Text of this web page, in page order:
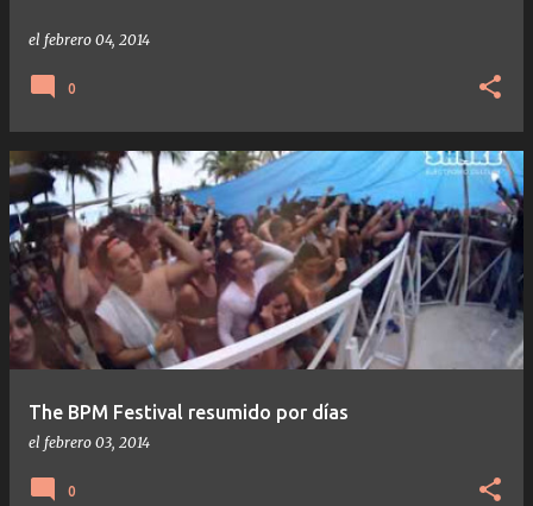
el febrero 04, 2014
0
The BPM Festival resumido por días
el febrero 03, 2014
0